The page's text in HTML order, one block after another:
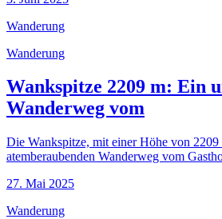
Wanderung
Wanderung
Wankspitze 2209 m: Ein
Wanderweg vom
Die Wankspitze, mit einer Höhe von 2209
atemberaubenden Wanderweg vom
27. Mai 2025
Wanderung